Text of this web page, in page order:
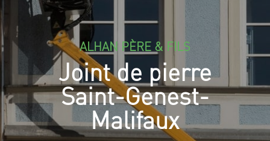
ALHAN PÈRE & FILS
Joint de pierre
Saint-Genest-
Malifaux